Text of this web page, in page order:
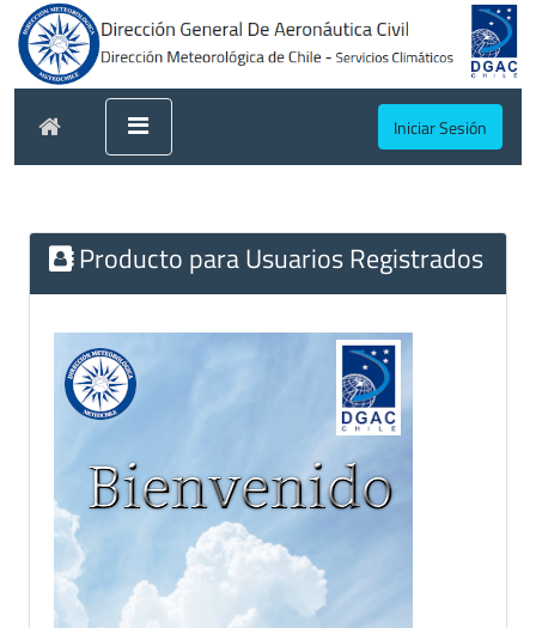
Iniciar Sesión
Producto para Usuarios Registrados